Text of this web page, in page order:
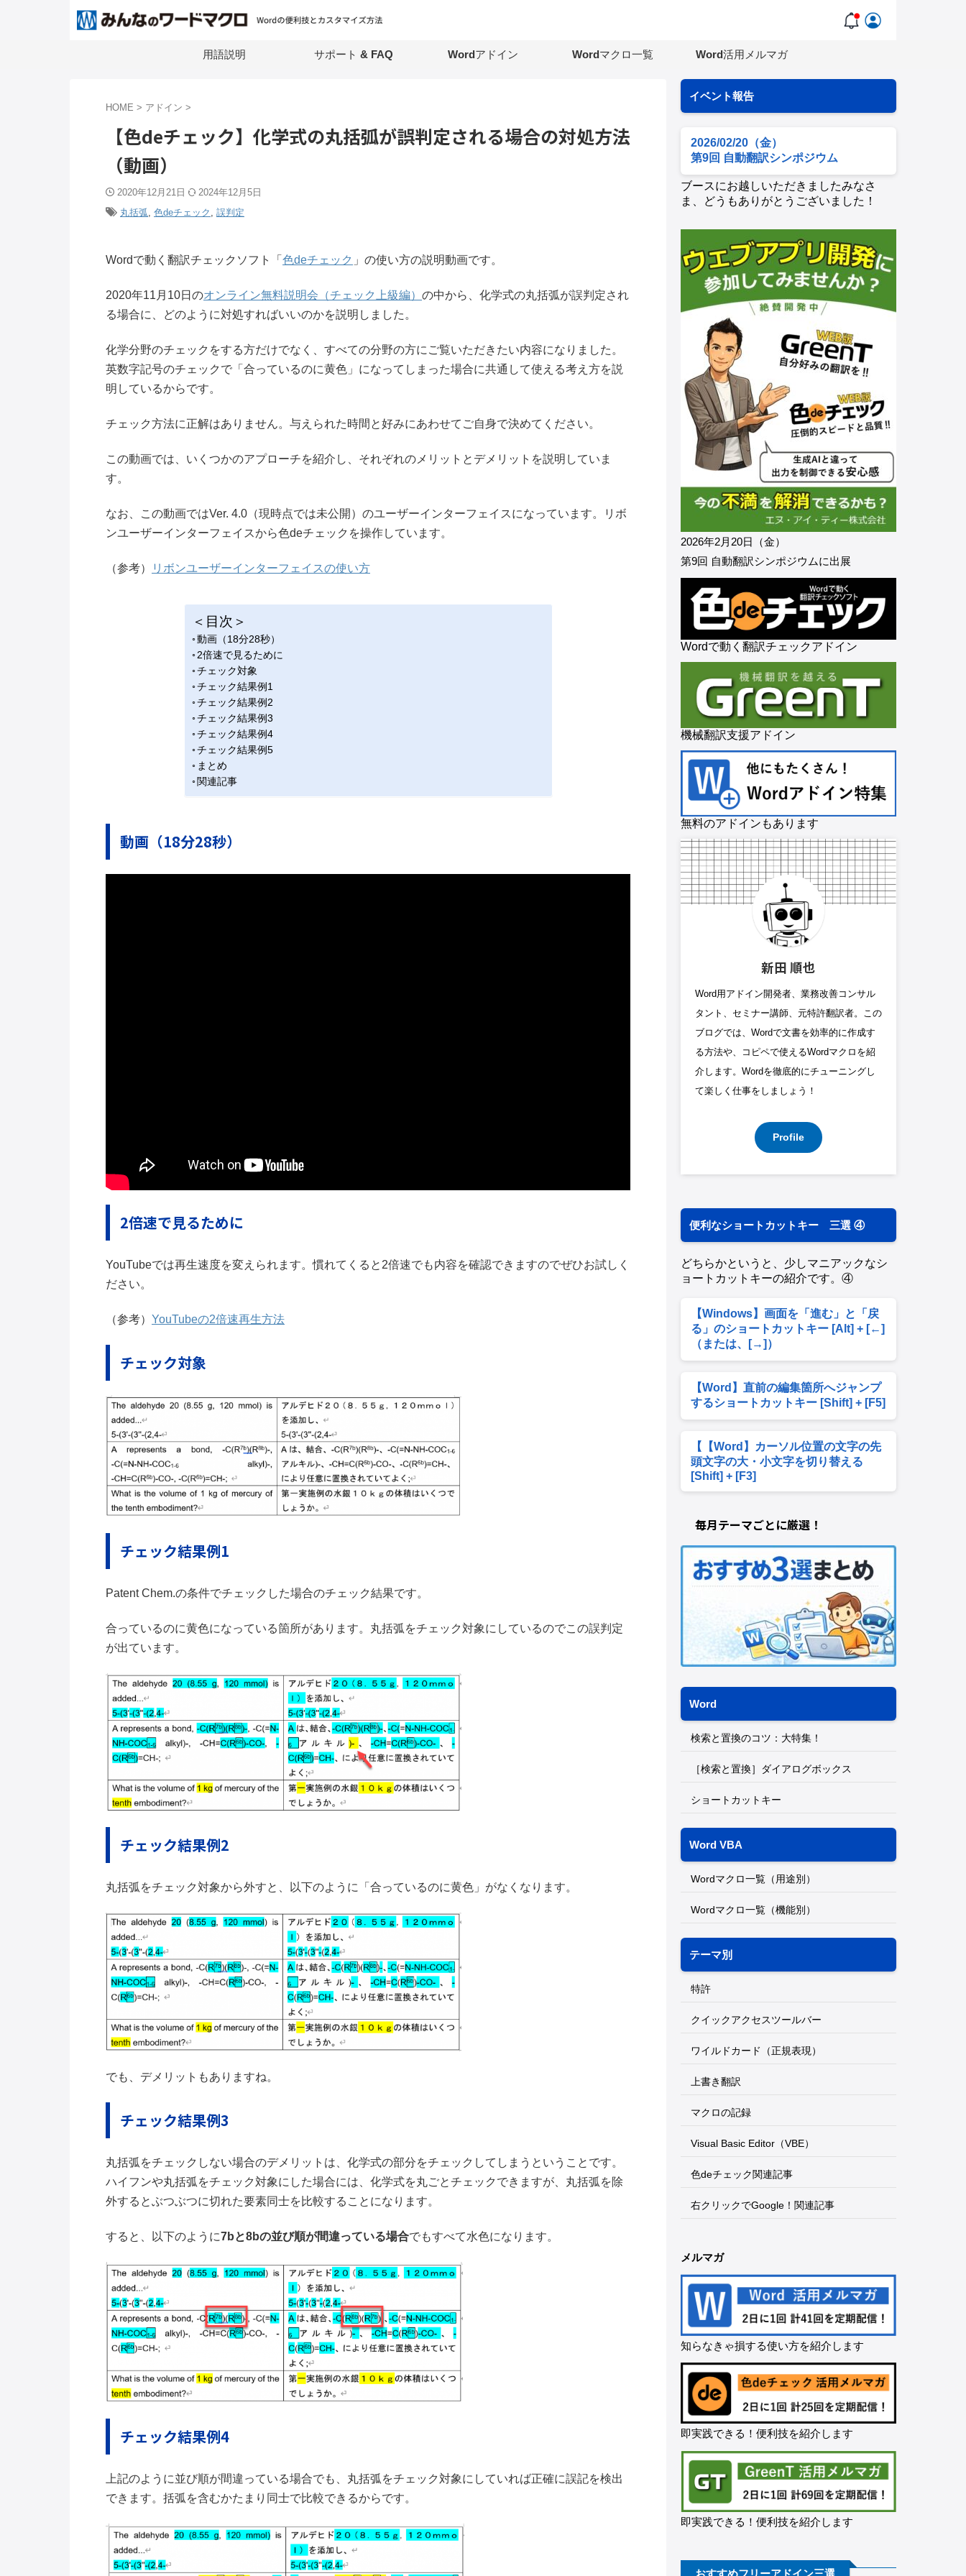
用語説明 サポート & FAQ Wordアドイン Wordマクロ一覧 Word活用メルマガ
HOME > アドイン >
【色deチェック】化学式の丸括弧が誤判定される場合の対処方法
（動画）
2020年12月21日
2024年12月5日
丸括弧, 色deチェック , 誤判定
Wordで動く翻訳チェックソフト「 色deチェック 」の使い方の説明動画です。
2020年11月10日のオンライン無料説明会（チェック上級編） の中から、化学式の丸括弧が誤判定され
る場合に、どのように対処すればいいのかを説明しました。
化学分野のチェックをする方だけでなく、すべての分野の方にご覧いただきたい内容になりました。
英数字記号のチェックで「合っているのに黄色」になってしまった場合に共通して使える考え方を説
明しているからです。
チェック方法に正解はありません。与えられた時間と好みにあわせてご自身で決めてください。
この動画では、いくつかのアプローチを紹介し、それぞれのメリットとデメリットを説明していま
す。
なお、この動画ではVer. 4.0（現時点では未公開）のユーザーインターフェイスになっています。リボ
ンユーザーインターフェイスから色deチェックを操作しています。
（参考） リボンユーザーインターフェイスの使い方
＜目次＞
動画（18分28秒）
2倍速で見るために
チェック対象
チェック結果例1
チェック結果例2
チェック結果例3
チェック結果例4
チェック結果例5
まとめ
関連記事
動画（18分28秒）
2倍速で見るために
YouTubeでは再生速度を変えられます。慣れてくると2倍速でも内容を確認できますのでぜひお試しく
ださい。
（参考） YouTubeの2倍速再生方法
チェック対象
チェック結果例1
Patent Chem.の条件でチェックした場合のチェック結果です。
合っているのに黄色になっている箇所があります。丸括弧をチェック対象にしているのでこの誤判定
が出ています。
チェック結果例2
丸括弧をチェック対象から外すと、以下のように「合っているのに黄色」がなくなります。
でも、デメリットもありますね。
チェック結果例3
丸括弧をチェックしない場合のデメリットは、化学式の部分をチェックしてしまうということです。
ハイフンや丸括弧をチェック対象にした場合には、化学式を丸ごとチェックできますが、丸括弧を除
外するとぶつぶつに切れた要素同士を比較することになります。
すると、以下のように7bと8bの並び順が間違っている場合でもすべて水色になります。
チェック結果例4
上記のように並び順が間違っている場合でも、丸括弧をチェック対象にしていれば正確に誤記を検出
できます。括弧を含むかたまり同士で比較できるからです。
イベント報告
2026/02/20（金）
第9回 自動翻訳シンポジウム
ブースにお越しいただきましたみなさ
ま、どうもありがとうございました！
2026年2月20日（金）
第9回 自動翻訳シンポジウムに出展
Wordで動く翻訳チェックアドイン
機械翻訳支援アドイン
無料のアドインもあります
新田 順也
Word用アドイン開発者、業務改善コンサル
タント、セミナー講師、元特許翻訳者。この
ブログでは、Wordで文書を効率的に作成す
る方法や、コピペで使えるWordマクロを紹
介します。Wordを徹底的にチューニングし
て楽しく仕事をしましょう！
Profile
便利なショートカットキー 三選 ④
どちらかというと、少しマニアックなシ
ョートカットキーの紹介です。④
【Windows】画面を「進む」と「戻
る」のショートカットキー [Alt] + [←]
（または、[→]）
【Word】直前の編集箇所へジャンプ
するショートカットキー [Shift] + [F5]
【【Word】カーソル位置の文字の先
頭文字の大・小文字を切り替える
[Shift] + [F3]
毎月テーマごとに厳選！
Word
検索と置換のコツ：大特集！
［検索と置換］ダイアログボックス
ショートカットキー
Word VBA
Wordマクロ一覧（用途別）
Wordマクロ一覧（機能別）
テーマ別
特許
クイックアクセスツールバー
ワイルドカード（正規表現）
上書き翻訳
マクロの記録
Visual Basic Editor（VBE）
色deチェック関連記事
右クリックでGoogle！関連記事
メルマガ
知らなきゃ損する使い方を紹介します
即実践できる！便利技を紹介します
即実践できる！便利技を紹介します
おすすめフリーアドイン三選